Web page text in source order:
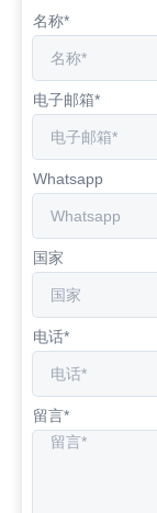
名称*
电子邮箱*
Whatsapp
国家
电话*
留言*